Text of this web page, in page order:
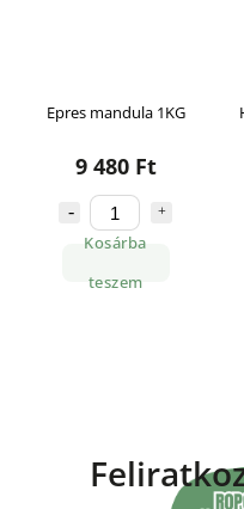
Epres mandula 1KG
9 480 Ft
Kosárba
teszem